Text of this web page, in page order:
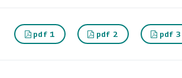
pdf 1 pdf 2 pdf 3